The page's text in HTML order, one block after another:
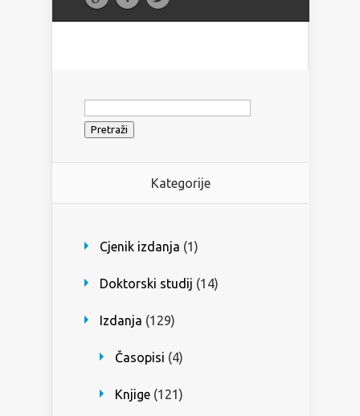
Pretraži:
Kategorije
Cjenik izdanja (1)
Doktorski studij (14)
Izdanja (129)
Časopisi (4)
Knjige (121)